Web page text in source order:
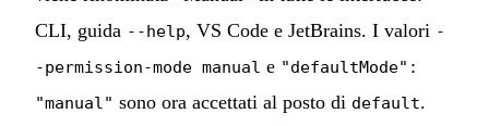
CLI, guida --help, VS Code e JetBrains. I valori -
-permission-mode manual e "defaultMode":
"manual" sono ora accettati al posto di default.